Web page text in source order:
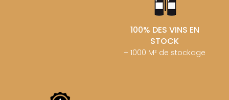
100% DES VINS EN
STOCK
+ 1000 M² de stockage